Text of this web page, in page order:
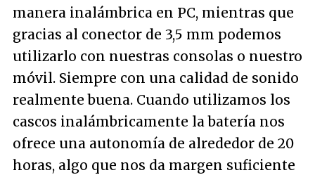
manera inalámbrica en PC, mientras que
gracias al conector de 3,5 mm podemos
utilizarlo con nuestras consolas o nuestro
móvil. Siempre con una calidad de sonido
realmente buena. Cuando utilizamos los
cascos inalámbricamente la batería nos
ofrece una autonomía de alrededor de 20
horas, algo que nos da margen suficiente